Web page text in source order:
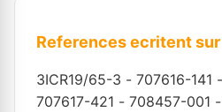
References ecritent
3ICR19/65-3 - 707616-141 -
707617-421 - 708457-001 -